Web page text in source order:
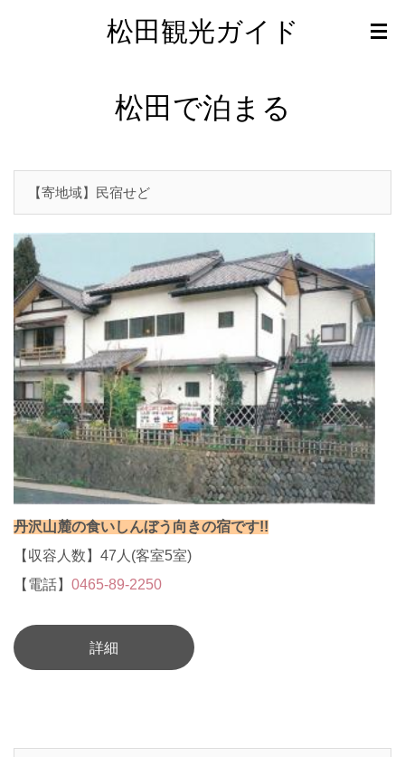
松田観光ガイド
松田で泊まる
【寄地域】民宿せど
丹沢山麓の食いしんぼう向きの宿です!!
【収容人数】47人(客室5室)
【電話】 0465-89-2250
詳細